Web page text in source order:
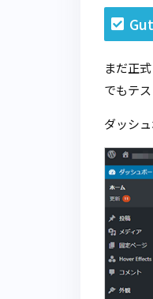
まだ正
でもテ
ダッシ